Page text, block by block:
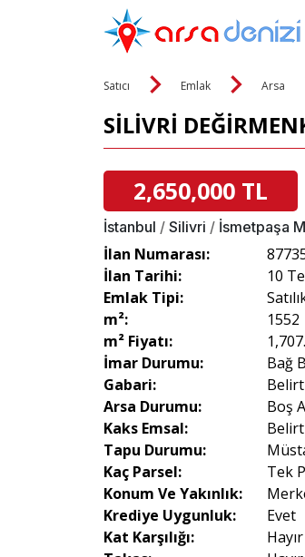
Satıcı Emlak Arsa
SİLİVRİ
2,650,000 TL
İstanbul / Silivri / İsmetpaşa
İlan Numarası:
İlan Tarihi:
10
Emlak Tipi:
m²:
1552
m² Fiyatı:
İmar Durumu:
Bağ
Gabari:
Arsa Durumu:
Boş
Kaks Emsal:
Tapu Durumu:
Kaç Parsel:
Tek
Konum Ve Yakınlık:
Krediye Uygunluk:
Evet
Kat Karşılığı:
Hayır